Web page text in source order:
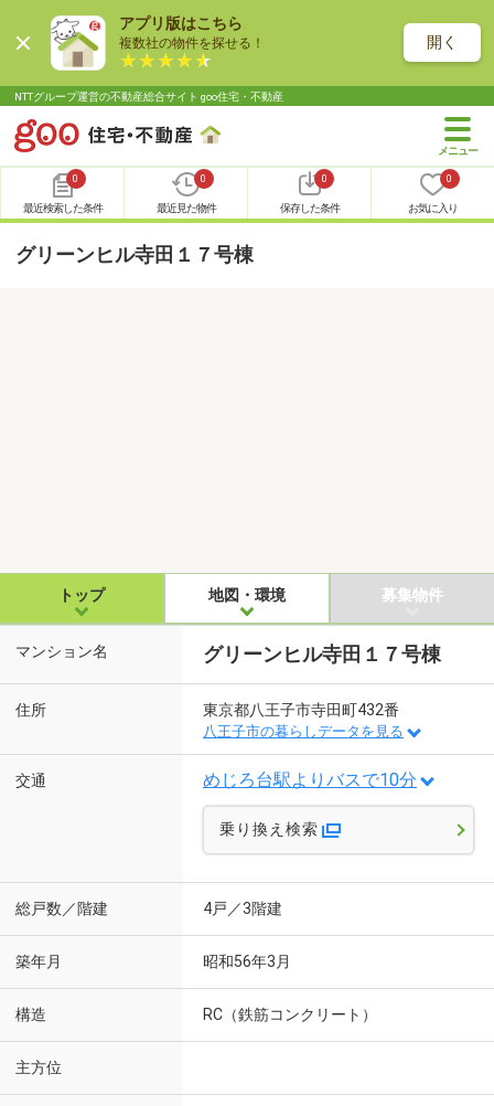
アプリ版はこちら
複数社の物件を探せる！ 開く
NTTグループ運営の不動産総合サイト goo住宅・不動産
0
最近検索した条件
0
最近見た物件
0
保存した条件
0
お気に入り
グリーンヒル寺田１７号棟
トップ 地図・環境 募集物件
マンション名 グリーンヒル寺田１７号棟
住所 東京都八王子市寺田町432番
八王子市の暮らしデータを見る
交通 めじろ台駅よりバスで10分
乗り換え検索
総戸数／階建 4戸／3階建
築年月 昭和56年3月
構造 RC（鉄筋コンクリート）
主方位